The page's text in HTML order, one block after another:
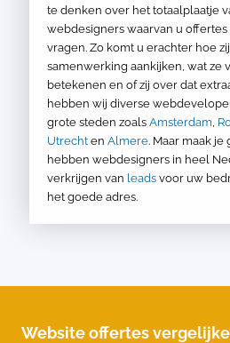
te denken over het totaalplaatje
webdesigners waarvan u
vragen. Zo komt u erachter hoe
samenwerking aankijken, wat ze
betekenen en of zij over dat
hebben wij diverse
grote steden zoals Amsterdam,
Utrecht en Almere. Maar maak
hebben webdesigners in heel
verkrijgen van leads voor uw
het goede adres.
Website offertes